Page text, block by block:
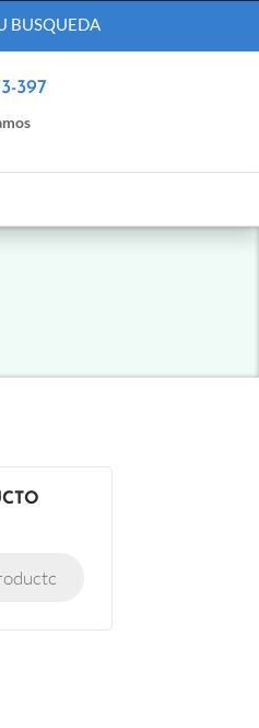
BUSQUEDA
397